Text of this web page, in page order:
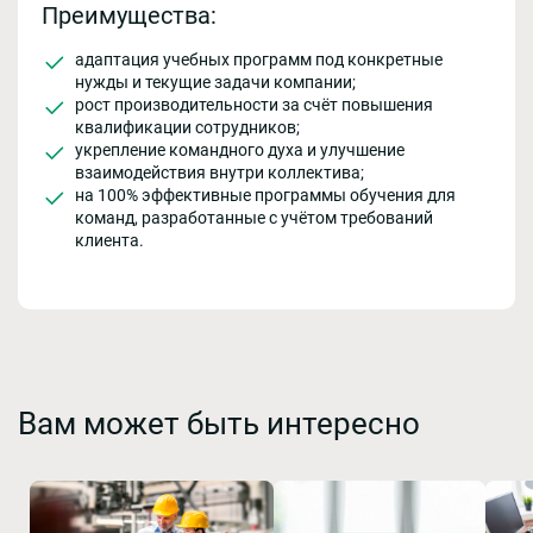
Преимущества:
адаптация учебных программ под конкретные
нужды и текущие задачи компании;
рост производительности за счёт повышения
квалификации сотрудников;
укрепление командного духа и улучшение
взаимодействия внутри коллектива;
на 100% эффективные программы обучения для
команд, разработанные с учётом требований
клиента.
Вам может быть интересно